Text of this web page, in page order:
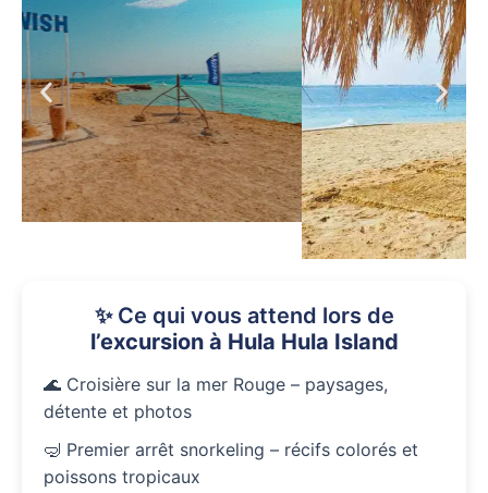
✨ Ce qui vous attend lors de
l’excursion à Hula Hula Island
🌊 Croisière sur la mer Rouge – paysages,
détente et photos
🤿 Premier arrêt snorkeling – récifs colorés et
poissons tropicaux